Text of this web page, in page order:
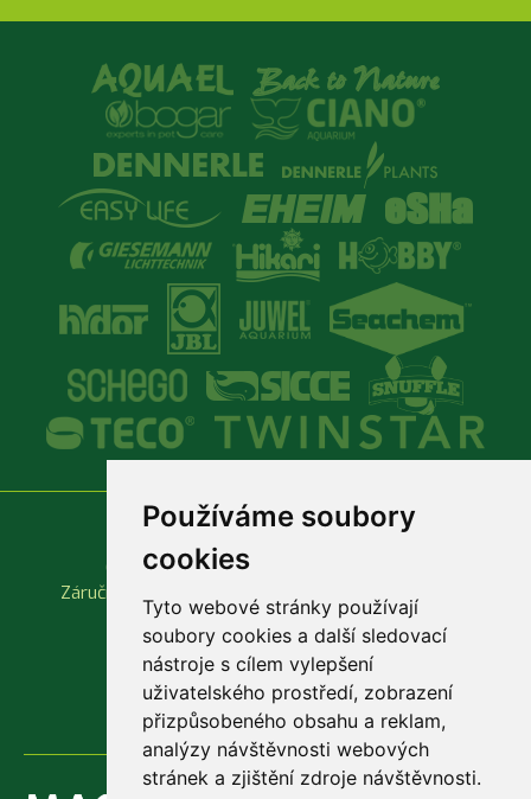
Používáme soubory
cookies
Tyto webové stránky používají
soubory cookies a další sledovací
nástroje s cílem vylepšení
uživatelského prostředí, zobrazení
přizpůsobeného obsahu a reklam,
analýzy návštěvnosti webových
stránek a zjištění zdroje návštěvnosti.
Vše o nákupu
Obchodní podmínky
Záruční a reklamační podmínky
Důležité odkazy
Rychlá objednávka